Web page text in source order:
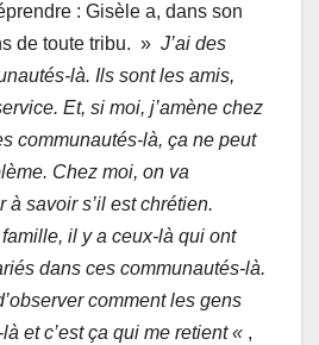
: Gisèle a, dans son
de toute tribu. » J’ai des
là. Ils sont les amis,
Et, si moi, j’amène chez
communautés-là, ça ne peut
Chez moi, on va
à savoir s’il est chrétien.
il y a ceux-là qui ont
dans ces communautés-là.
comment les gens
et c’est ça qui me retient « ,